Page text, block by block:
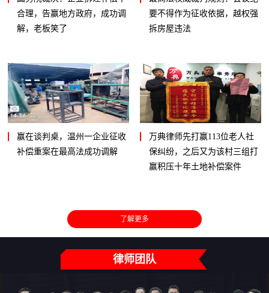
合理，告赢地方政府，成功调
解，老板笑了
要不得作为征收依据，越权强
拆房屋违法
赢在谈判桌，温州一企业征收
补偿重案在最高法成功调解
万典律师先打赢113位老人社
保纠纷，之后又为该村三组打
赢积压十年土地补偿案件
了解更多
律师团队